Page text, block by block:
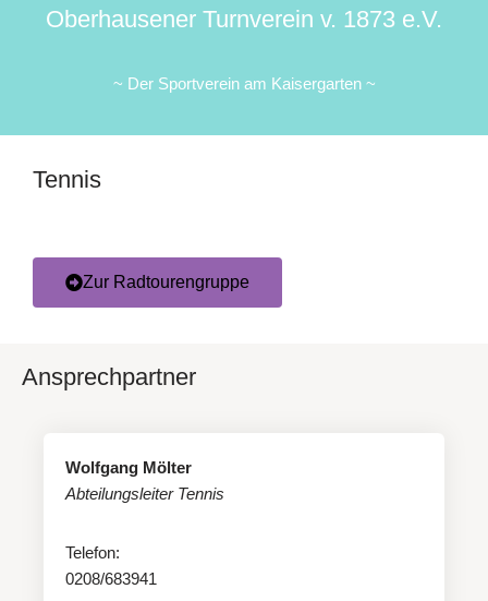
Oberhausener Turnverein v. 1873 e.V.
~ Der Sportverein am Kaisergarten ~
Tennis
Zur Radtourengruppe
Ansprechpartner
Wolfgang Mölter
Abteilungsleiter Tennis
Telefon:
0208/683941